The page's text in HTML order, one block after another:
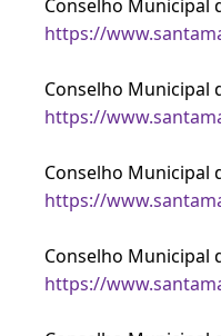
Conselho Municipal
https://
Conselho Municipal
https://
Conselho Municipal
https://
Conselho Municipal
https://